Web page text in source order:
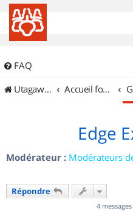
FAQ
UtagawaVTT (Randos VTT et VTTAE avec traces GPS)
Accueil forum
Edge
Modérateur : Modérateurs
Répondre
4 messages